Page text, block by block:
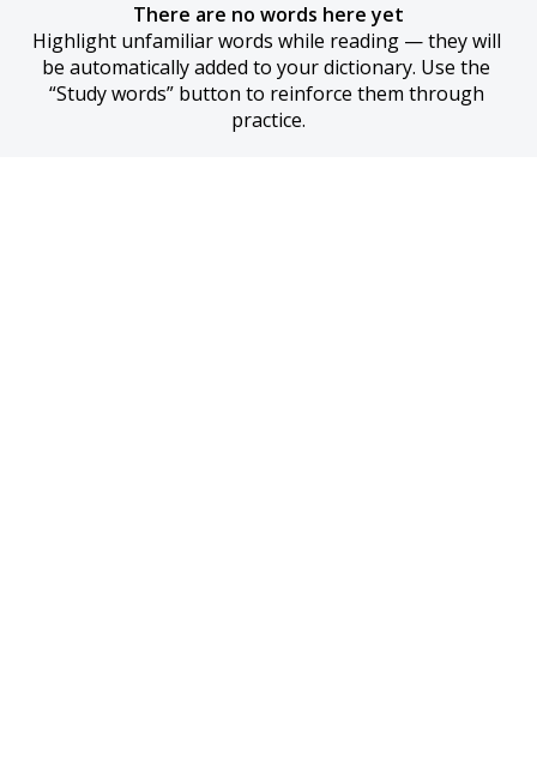
There are no words here yet
Highlight unfamiliar words while reading — they will
be automatically added to your dictionary. Use the
“Study words” button to reinforce them through
practice.